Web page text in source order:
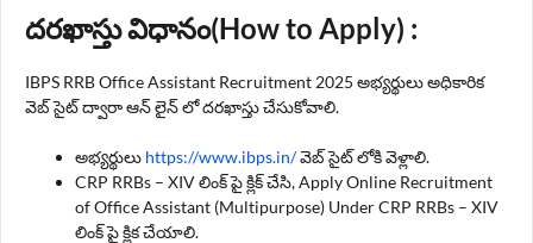
దరఖాస్తు విధానం(How to Apply) :
IBPS RRB Office Assistant Recruitment 2025 అభ్యర్థులు అధికారిక
వెబ్ సైట్ ద్వారా ఆన్ లైన్ లో దరఖాస్తు చేసుకోవాలి.
అభ్యర్థులు https://www.ibps.in/వెబ్ సైట్ లోకి వెళ్లాలి.
CRP RRBs – XIV లింక్ పై క్లిక్ చేసి, Apply Online Recruitment
of Office Assistant (Multipurpose) Under CRP RRBs – XIV
లింక్ పై క్లిక చేయాలి.